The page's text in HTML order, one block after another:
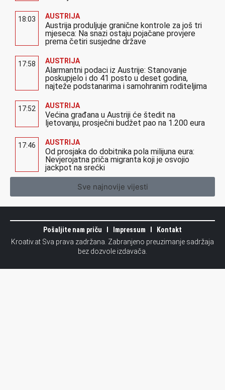
18:03 AUSTRIJA
Austrija produljuje granične kontrole za još tri
mjeseca: Na snazi ostaju pojačane provjere
prema četiri susjedne države
17:58 AUSTRIJA
Alarmantni podaci iz Austrije: Stanovanje
poskupjelo i do 41 posto u deset godina,
najteže podstanarima i samohranim roditeljima
17:52 AUSTRIJA
Većina građana u Austriji će štedit na
ljetovanju, prosječni budžet pao na 1.200 eura
17:46 AUSTRIJA
Od prosjaka do dobitnika pola milijuna eura:
Nevjerojatna priča migranta koji je osvojio
jackpot na srećki
Sve najnovije vijesti
Pošaljite nam priču Impressum
Kontakt
Kroativ.at Sva prava zadržana. Zabranjeno preuzimanje sadržaja
bez dozvole izdavača.